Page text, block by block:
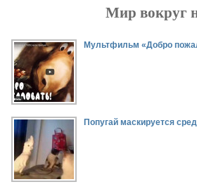
Мир вокруг
Мультфильм «Добро
Попугай маскируется
Страницы